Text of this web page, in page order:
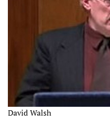
David Walsh